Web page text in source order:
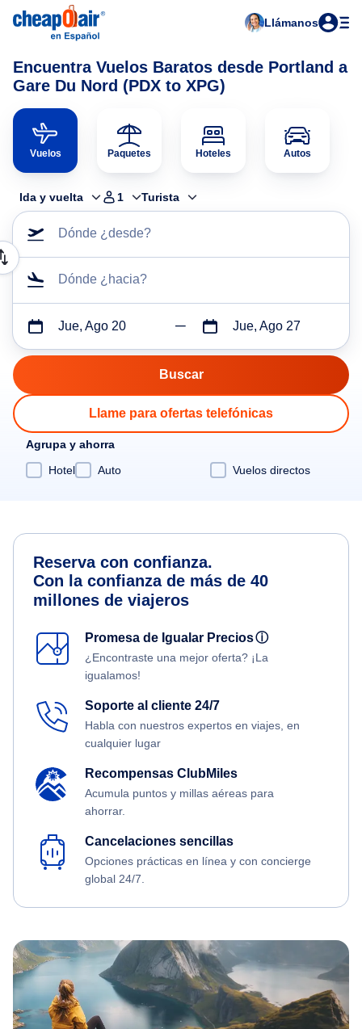
Llámanos
Encuentra Vuelos Baratos desde Portland a
Gare Du Nord (PDX to XPG)
Vuelos Paquetes Hoteles Autos
Ida y vuelta 1 Turista
Dónde ¿desde?
Dónde ¿hacia?
Jue, Ago 20 Jue, Ago 27
Llame para ofertas telefónicas
Agrupa y ahorra
Hotel
Auto Vuelos directos
Reserva con confianza.
Con la confianza de más de 40
millones de viajeros
Promesa de Igualar Preciosⓘ
¿Encontraste una mejor oferta? ¡La
igualamos!
Soporte al cliente 24/7
Habla con nuestros expertos en viajes, en
cualquier lugar
Recompensas ClubMiles
Acumula puntos y millas aéreas para
ahorrar.
Cancelaciones sencillas
Opciones prácticas en línea y con concierge
global 24/7.